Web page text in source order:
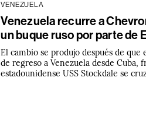
VENEZUELA
Venezuela recurre a
un buque ruso por parte de
El cambio se produjo después de
de regreso a Venezuela desde Cuba,
estadounidense USS Stockdale se